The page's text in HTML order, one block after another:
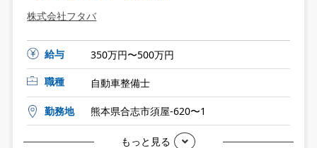
株式会社フタバ
給与
350万円〜500万円
職種
自動車整備士
勤務地 熊本県合志市須屋-620〜1
もっと見る